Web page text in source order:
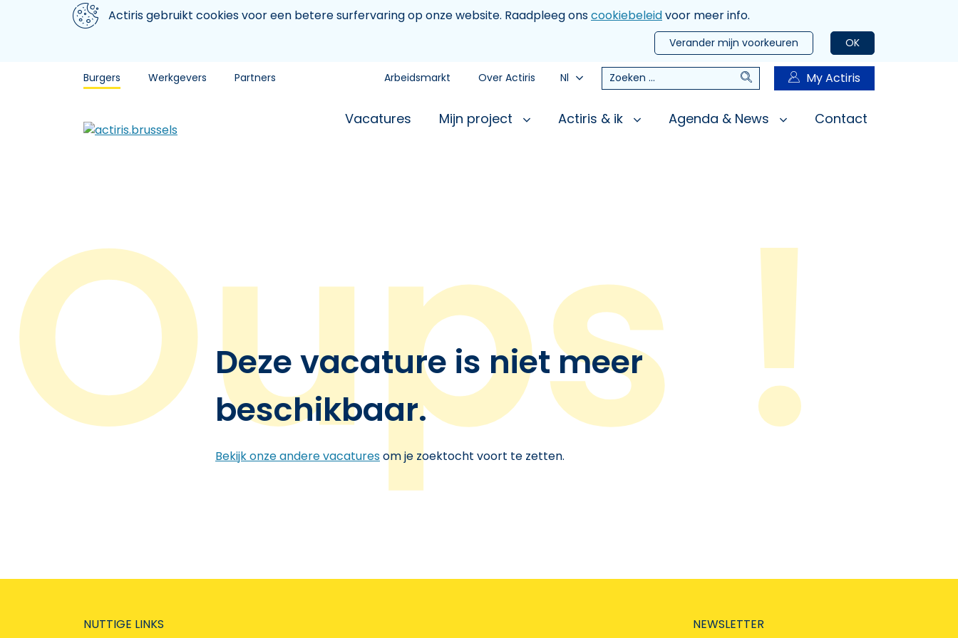
Aller au contenu principal
We gebruiken cookiesActiris gebruikt cookies voor een betere surfervaring op onze website. Raadpleeg onscookiebeleidvoor meer info.
OK
Verander mijn voorkeuren
Burgers Werkgevers Partners Arbeidsmarkt Over Actiris Nl Zoeken Zoeken My Actiris
Vacatures Mijn project Actiris & ik Agenda & News Contact
Deze vacature is niet meer
beschikbaar.
Bekijk onze andere vacaturesom je zoektocht voort te zetten.
NUTTIGE LINKS NEWSLETTER